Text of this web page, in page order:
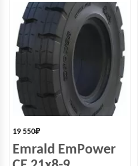
19 550₽
Emrald EmPower